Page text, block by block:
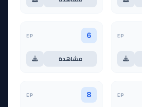
EP
6
EP
مشاهدة
EP
8
EP